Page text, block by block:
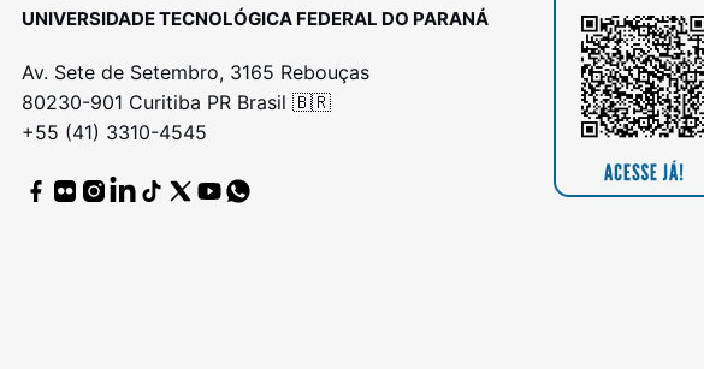
UNIVERSIDADE TECNOLÓGICA FEDERAL DO PARANÁ
Av. Sete de Setembro, 3165 Rebouças
80230-901 Curitiba PR Brasil 🇧🇷
+55 (41) 3310-4545